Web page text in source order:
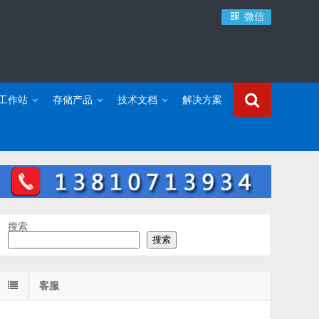
微信
作站 存储产品 技术文档 解决方案
搜索
搜索
客服